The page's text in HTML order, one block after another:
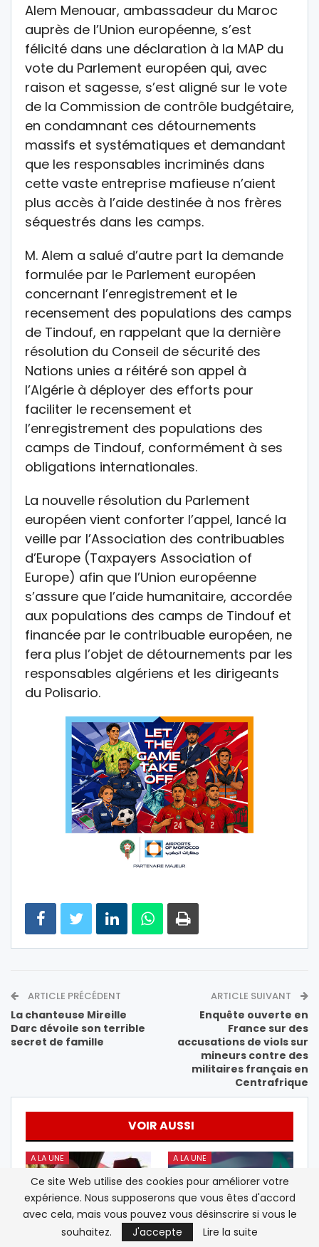
Alem Menouar, ambassadeur du Maroc
auprès de l’Union européenne, s’est
félicité dans une déclaration à la MAP du
vote du Parlement européen qui, avec
raison et sagesse, s’est aligné sur le vote
de la Commission de contrôle budgétaire,
en condamnant ces détournements
massifs et systématiques et demandant
que les responsables incriminés dans
cette vaste entreprise mafieuse n’aient
plus accès à l’aide destinée à nos frères
séquestrés dans les camps.
M. Alem a salué d’autre part la demande
formulée par le Parlement européen
concernant l’enregistrement et le
recensement des populations des camps
de Tindouf, en rappelant que la dernière
résolution du Conseil de sécurité des
Nations unies a réitéré son appel à
l’Algérie à déployer des efforts pour
faciliter le recensement et
l’enregistrement des populations des
camps de Tindouf, conformément à ses
obligations internationales.
La nouvelle résolution du Parlement
européen vient conforter l’appel, lancé la
veille par l’Association des contribuables
d’Europe (Taxpayers Association of
Europe) afin que l’Union européenne
s’assure que l’aide humanitaire, accordée
aux populations des camps de Tindouf et
financée par le contribuable européen, ne
fera plus l’objet de détournements par les
responsables algériens et les dirigeants
du Polisario.
ARTICLE PRÉCÉDENT
La chanteuse Mireille
Darc dévoile son terrible
secret de famille
ARTICLE SUIVANT
Enquête ouverte en
France sur des
accusations de viols sur
mineurs contre des
militaires français en
Centrafrique
VOIR AUSSI
A LA UNE A LA UNE
Ce site Web utilise des cookies pour améliorer votre
expérience. Nous supposerons que vous êtes d'accord
avec cela, mais vous pouvez vous désinscrire si vous le
souhaitez.
J'accepte Lire la suite